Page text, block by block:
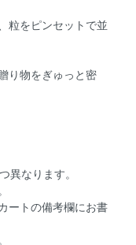
粒をピンセットで並
り物をぎゅっと密
異なります。
ートの備考欄にお書